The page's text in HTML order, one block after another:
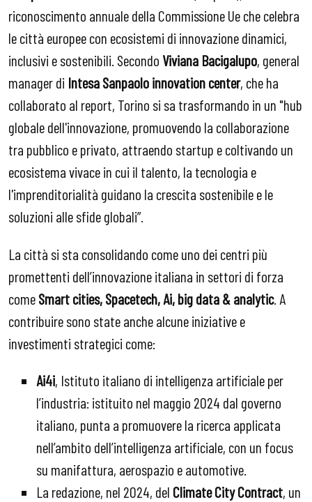
riconoscimento annuale della Commissione Ue che celebra
le città europee con ecosistemi di innovazione dinamici,
inclusivi e sostenibili. Secondo Viviana Bacigalupo, general
manager di Intesa Sanpaolo innovation center, che ha
collaborato al report, Torino si sa trasformando in un "hub
globale dell'innovazione, promuovendo la collaborazione
tra pubblico e privato, attraendo startup e coltivando un
ecosistema vivace in cui il talento, la tecnologia e
l'imprenditorialità guidano la crescita sostenibile e le
soluzioni alle sfide globali”.
La città si sta consolidando come uno dei centri più
promettenti dell’innovazione italiana in settori di forza
comeSmart cities, Spacetech, Ai, big data & analytic. A
contribuire sono state anche alcune iniziative e
investimenti strategici come:
Ai4i, Istituto italiano di intelligenza artificiale per
l’industria: istituito nel maggio 2024 dal governo
italiano, punta a promuovere la ricerca applicata
nell’ambito dell’intelligenza artificiale, con un focus
su manifattura, aerospazio e automotive.
La redazione, nel 2024, del Climate City Contract, un